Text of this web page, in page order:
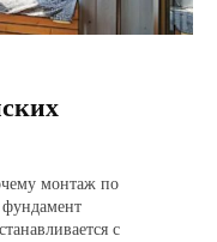
монтаж по
с